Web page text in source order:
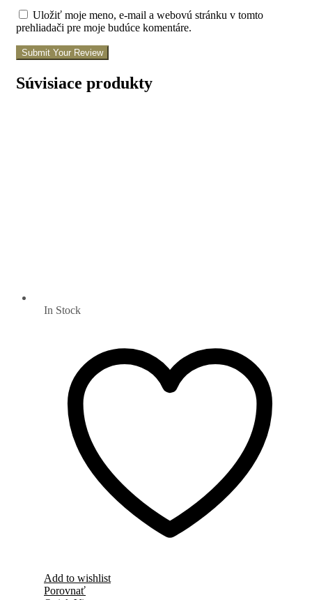
Uložiť moje meno, e-mail a webovú stránku v tomto
prehliadači pre moje budúce komentáre.
Submit Your Review
Súvisiace produkty
In Stock
Add to wishlist
Porovnať